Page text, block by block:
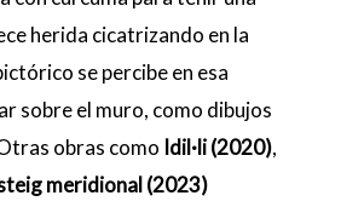
herida cicatrizando en la
se percibe en esa
sobre el muro, como dibujos
obras como Idil·li (2020),
meridional (2023)